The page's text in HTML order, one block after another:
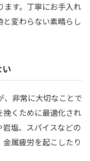
す。丁寧にお手入れ
変わらない素晴らし
、非常に大切なことで
挽くために最適化され
塩、スパイスなどの
属疲労を起こしたり